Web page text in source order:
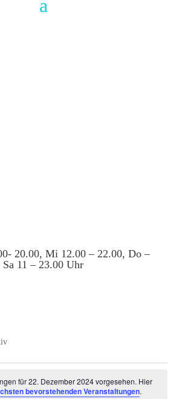
20.00, Mi 12.00 – 22.00, Do –
Sa 11 – 23.00 Uhr
für 22. Dezember 2024 vorgesehen. Hier
bevorstehenden Veranstaltungen.